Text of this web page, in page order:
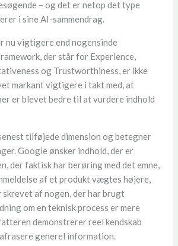
– og det er netop det type
i sine AI-sammendrag.
nu vigtigere end nogensinde
der står for Experience,
og Trustworthiness, er ikke
markant vigtigere i takt med, at
er blevet bedre til at vurdere indhold
tilføjede dimension og betegner
Google ønsker indhold, der er
der faktisk har berøring med det emne,
af et produkt vægtes højere,
af nogen, der har brugt
om en teknisk process er mere
demonstrerer reel kendskab
generel information.